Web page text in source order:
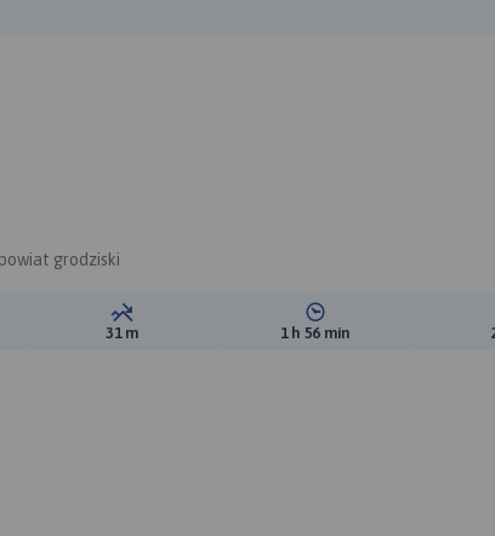
grodziski
Suma spadków:
31 m Średni czas potrzebny
1 h 56 min